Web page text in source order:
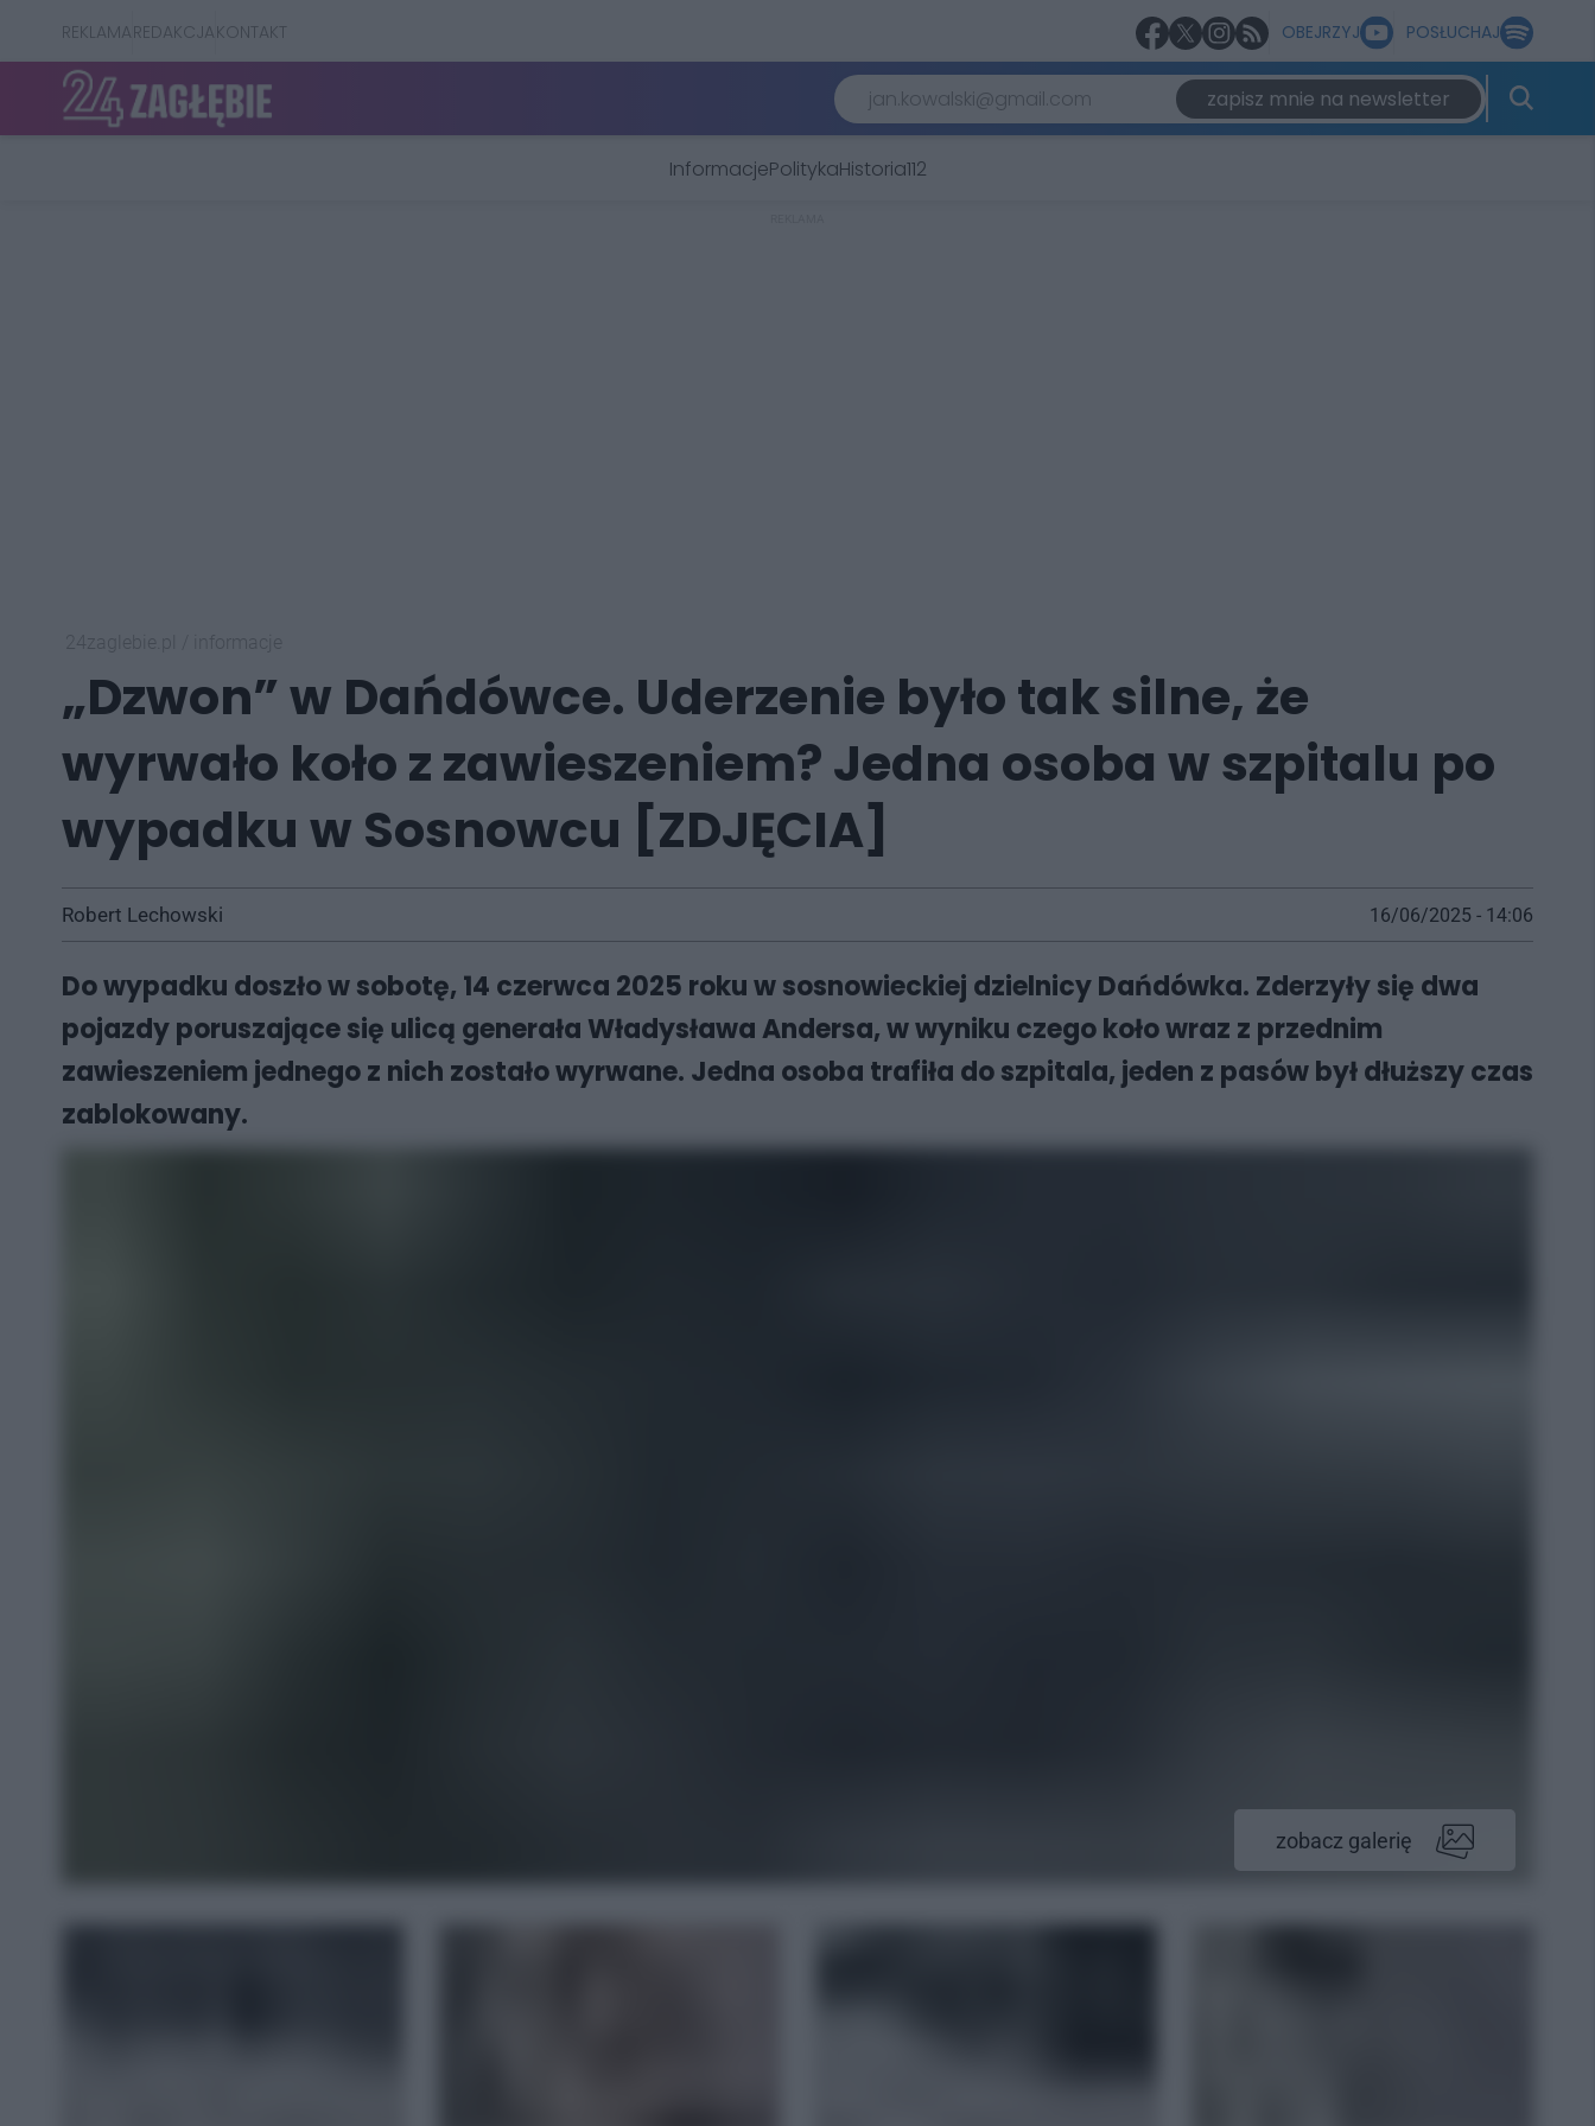
REKLAMAREDAKCJAKONTAKT OBEJRZYJ POSŁUCHAJ
zapisz mnie na newsletter
InformacjePolitykaHistoria112
„Dzwon” w Dańdówce. Uderzenie było tak silne, że
wyrwało koło z zawieszeniem? Jedna osoba w szpitalu po
wypadku w Sosnowcu [ZDJĘCIA]
Robert Lechowski 16/06/2025 - 14:06
Do wypadku doszło w sobotę, 14 czerwca 2025 roku w sosnowieckiej dzielnicy Dańdówka. Zderzyły się dwa
pojazdy poruszające się ulicą generała Władysława Andersa, w wyniku czego koło wraz z przednim
zawieszeniem jednego z nich zostało wyrwane. Jedna osoba trafiła do szpitala, jeden z pasów był dłuższy czas
zablokowany.
zobacz galerię